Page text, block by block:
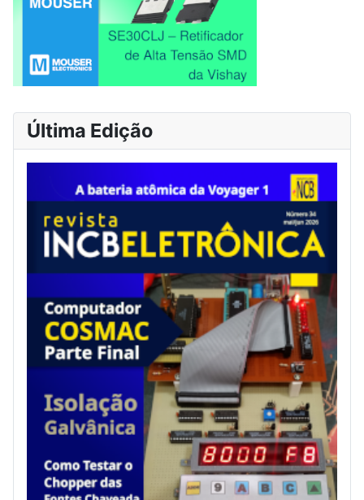
Última Edição